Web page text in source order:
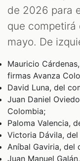
de 2026 para
que competirá
mayo. De
Mauricio
firmas Avanza
David Luna, del
Juan Daniel
Colombia;
Paloma Valencia,
Victoria Dávila,
Aníbal Gaviria, del
Juan Manuel